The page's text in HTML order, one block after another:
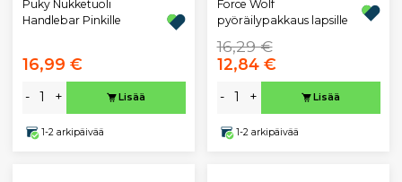
Puky Nukketuoli
Handlebar Pinkille
16,99 €
- + Lisää
1-2 arkipäivää
Force Wolf
pyöräilypakkaus lapsille
16,29 €
12,84 €
- + Lisää
1-2 arkipäivää